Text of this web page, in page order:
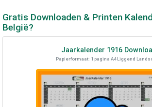
Gratis Downloaden & Printen
België?
Jaarkalender 1916
Papierformaat: 1 pagina A4 Liggend